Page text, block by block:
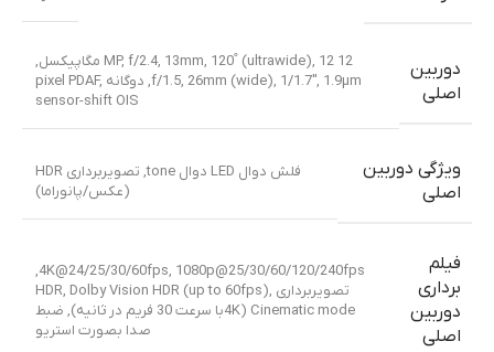
دوربین
اصلی
12 MP, f/2.4, 13mm, 120˚ (ultrawide)
,
12 مگاپیکسل,
f/1.5, 26mm (wide), 1/1.7″, 1.9µm, دوگانه pixel PDAF,
sensor-shift OIS
ویژگی دوربین
اصلی
فلش دوال LED دوال tone, تصویربرداری HDR
(عکس/پانوراما)
فیلم
برداری
دوربین
اصلی
4K@24/25/30/60fps, 1080p@25/30/60/120/240fps,
تصویربرداری HDR, Dolby Vision HDR (up to 60fps),
Cinematic mode (4Kبا سرعت 30 فریم در ثانیه), ضبط
صدا بصورت استریو